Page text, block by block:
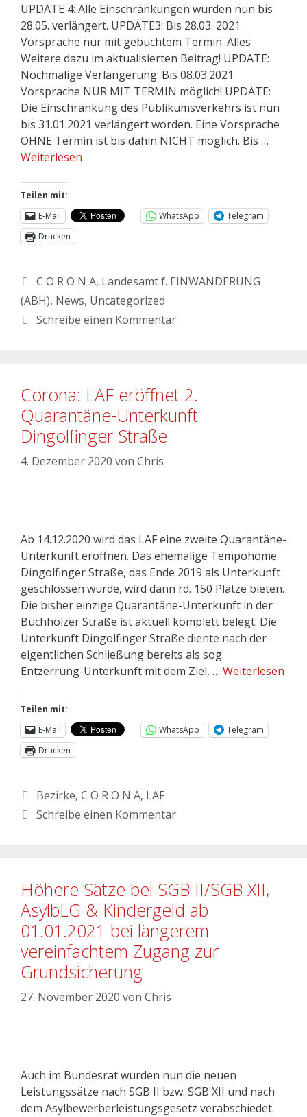
UPDATE 4: Alle Einschränkungen wurden nun bis
28.05. verlängert. UPDATE3: Bis 28.03. 2021
Vorsprache nur mit gebuchtem Termin. Alles
Weitere dazu im aktualisierten Beitrag! UPDATE:
Nochmalige Verlängerung: Bis 08.03.2021
Vorsprache NUR MIT TERMIN möglich! UPDATE:
Die Einschränkung des Publikumsverkehrs ist nun
bis 31.01.2021 verlängert worden. Eine Vorsprache
OHNE Termin ist bis dahin NICHT möglich. Bis …
Weiterlesen
Teilen mit:
E-Mail
WhatsApp
Telegram
Drucken
C O R O N A, Landesamt f. EINWANDERUNG
(ABH), News, Uncategorized
Schreibe einen Kommentar
Corona: LAF eröffnet 2.
Quarantäne-Unterkunft
Dingolfinger Straße
4. Dezember 2020 von Chris
Ab 14.12.2020 wird das LAF eine zweite Quarantäne-
Unterkunft eröffnen. Das ehemalige Tempohome
Dingolfinger Straße, das Ende 2019 als Unterkunft
geschlossen wurde, wird dann rd. 150 Plätze bieten.
Die bisher einzige Quarantäne-Unterkunft in der
Buchholzer Straße ist aktuell komplett belegt. Die
Unterkunft Dingolfinger Straße diente nach der
eigentlichen Schließung bereits als sog.
Entzerrung-Unterkunft mit dem Ziel, … Weiterlesen
Teilen mit:
E-Mail
WhatsApp
Telegram
Drucken
Bezirke, C O R O N A, LAF
Schreibe einen Kommentar
Höhere Sätze bei SGB II/SGB XII,
AsylbLG & Kindergeld ab
01.01.2021 bei längerem
vereinfachtem Zugang zur
Grundsicherung
27. November 2020 von Chris
Auch im Bundesrat wurden nun die neuen
Leistungssätze nach SGB II bzw. SGB XII und nach
dem Asylbewerberleistungsgesetz verabschiedet.